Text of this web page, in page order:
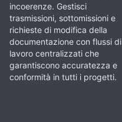
incoerenze. Gestisci
trasmissioni, sottomissioni e
richieste di modifica della
documentazione con flussi di
lavoro centralizzati che
garantiscono accuratezza e
conformità in tutti i progetti.